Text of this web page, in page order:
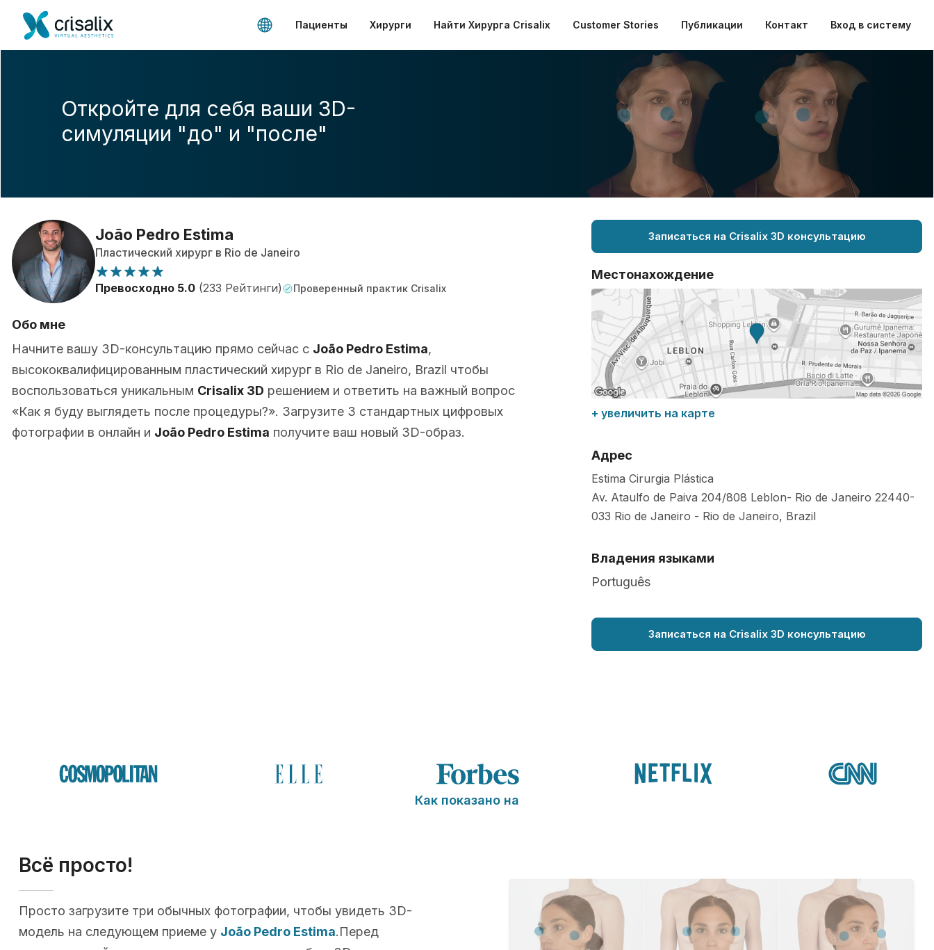
Пациенты Хирурги Найти Хирурга Crisalix Customer Stories Публикации Контакт Вход в систему
Откройте для себя ваши 3D-
симуляции "до" и "после"
João Pedro Estima
Пластический хирург в Rio de Janeiro
Превосходно 5.0 (233 Рейтинги) Проверенный практик Crisalix
Обо мне
Начните вашу 3D-консультацию прямо сейчас с João Pedro Estima,
высококвалифицированным пластический хирург в Rio de Janeiro, Brazil чтобы
воспользоваться уникальным Crisalix 3D решением и ответить на важный вопрос
«Как я буду выглядеть после процедуры?». Загрузите 3 стандартных цифровых
фотографии в онлайн и João Pedro Estima получите ваш новый 3D-образ.
Записаться на Crisalix 3D консультацию
Местонахождение
+ увеличить на карте
Адрес
Estima Cirurgia Plástica
Av. Ataulfo de Paiva 204/808 Leblon- Rio de Janeiro 22440-
033 Rio de Janeiro - Rio de Janeiro, Brazil
Владения языками
Português
Записаться на Crisalix 3D консультацию
Как показано на
Всё просто!
Просто загрузите три обычных фотографии, чтобы увидеть 3D-
модель на следующем приеме у João Pedro Estima.Перед